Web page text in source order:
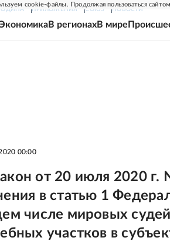
cookie-файлы. Продолжая пользоваться
ПРИЛОЖЕНИЯ СОЮЗ НОВОСТИ
В регионахВ мире
00:00
от 20 июля 2020 г.
в статью 1
числе мировых
участков в